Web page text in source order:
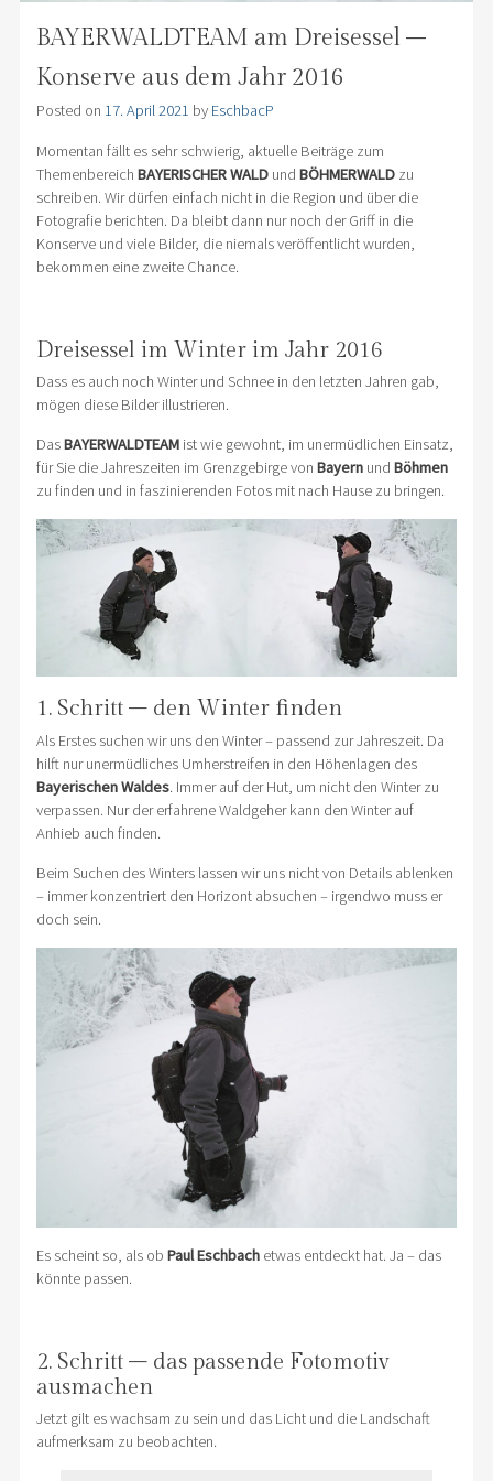
BAYERWALDTEAM am Dreisessel –
Konserve aus dem Jahr 2016
Posted on 17. April 2021 by EschbacP
Momentan fällt es sehr schwierig, aktuelle Beiträge zum
Themenbereich BAYERISCHER WALDund BÖHMERWALDzu
schreiben. Wir dürfen einfach nicht in die Region und über die
Fotografie berichten. Da bleibt dann nur noch der Griff in die
Konserve und viele Bilder, die niemals veröffentlicht wurden,
bekommen eine zweite Chance.
Dreisessel im Winter im Jahr 2016
Dass es auch noch Winter und Schnee in den letzten Jahren gab,
mögen diese Bilder illustrieren.
DasBAYERWALDTEAMist wie gewohnt, im unermüdlichen Einsatz,
für Sie die Jahreszeiten im Grenzgebirge von Bayernund Böhmen
zu finden und in faszinierenden Fotos mit nach Hause zu bringen.
1. Schritt – den Winter finden
Als Erstes suchen wir uns den Winter – passend zur Jahreszeit. Da
hilft nur unermüdliches Umherstreifen in den Höhenlagen des
Bayerischen Waldes. Immer auf der Hut, um nicht den Winter zu
verpassen. Nur der erfahrene Waldgeher kann den Winter auf
Anhieb auch finden.
Beim Suchen des Winters lassen wir uns nicht von Details ablenken
– immer konzentriert den Horizont absuchen – irgendwo muss er
doch sein.
Es scheint so, als ob Paul Eschbachetwas entdeckt hat. Ja – das
könnte passen.
2. Schritt – das passende Fotomotiv
ausmachen
Jetzt gilt es wachsam zu sein und das Licht und die Landschaft
aufmerksam zu beobachten.